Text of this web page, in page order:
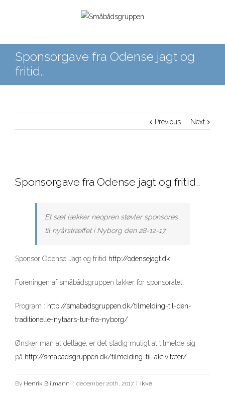
Sponsorgave fra Odense jagt og
fritid..
Previous Next
Sponsorgave fra Odense jagt og fritid..
Et sæt lækker neopren støvler sponsores
til nyårstræffet i Nyborg den 28-12-17
Sponsor Odense Jagt og fritid http://odensejagt.dk
Foreningen af småbådsgruppen takker for sponsoratet.
Program : http://smabadsgruppen.dk/tilmelding-til-den-
traditionelle-nytaars-tur-fra-nyborg/
Ønsker man at deltage, er det stadig muligt at tilmelde sig
på http://smabadsgruppen.dk/tilmelding-til-aktiviteter/
By Henrik Biilmann december 20th, 2017
Ikke